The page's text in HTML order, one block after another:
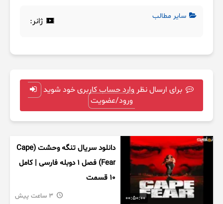
سایر مطالب ژانر:
برای ارسال نظر وارد حساب کاربری خود شوید
ورود/عضویت
00:50:00
دانلود سریال تنگه وحشت (Cape
Fear) فصل ۱ دوبله فارسی | کامل
۱۰ قسمت